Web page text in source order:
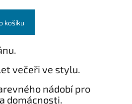
košíku
večeři ve stylu.
nádobí pro
domácnosti.